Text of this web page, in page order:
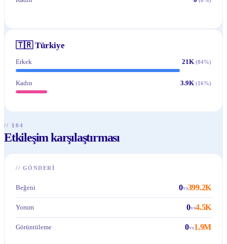
🇹🇷 Türkiye
Erkek 21K (84%)
Kadın 3.9K (16%)
// §04
Etkileşim karşılaştırması
// GÖNDERI
Beğeni 0vs399.2K
Yorum 0vs4.5K
Görüntüleme 0vs1.9M